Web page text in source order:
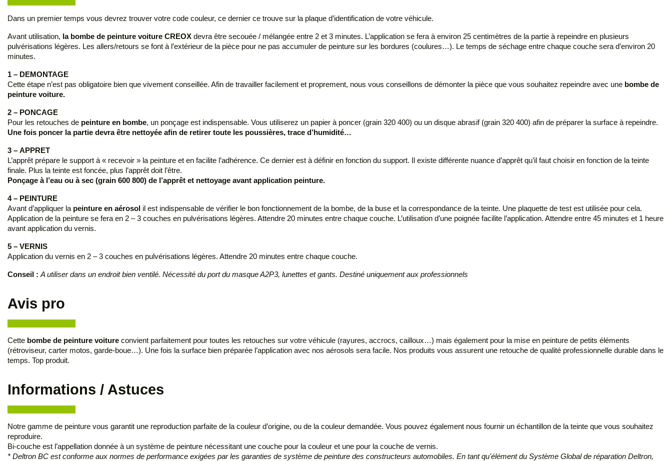
Dans un premier temps vous devrez trouver votre code couleur, ce dernier ce trouve sur la plaque d’identification de votre véhicule.
Avant utilisation, la bombe de peinture voiture CREOX devra être secouée / mélangée entre 2 et 3 minutes. L’application se fera à environ 25 centimètres de la partie à repeindre en plusieurs
pulvérisations légères. Les allers/retours se font à l’extérieur de la pièce pour ne pas accumuler de peinture sur les bordures (coulures…). Le temps de séchage entre chaque couche sera d’environ 20
minutes.
1 – DEMONTAGE
Cette étape n’est pas obligatoire bien que vivement conseillée. Afin de travailler facilement et proprement, nous vous conseillons de démonter la pièce que vous souhaitez repeindre avec une bombe de
peinture voiture.
2 – PONCAGE
Pour les retouches de peinture en bombe, un ponçage est indispensable. Vous utiliserez un papier à poncer (grain 320 400) ou un disque abrasif (grain 320 400) afin de préparer la surface à repeindre.
Une fois poncer la partie devra être nettoyée afin de retirer toute les poussières, trace d’humidité…
3 – APPRET
L’apprêt prépare le support à « recevoir » la peinture et en facilite l’adhérence. Ce dernier est à définir en fonction du support. Il existe différente nuance d’apprêt qu’il faut choisir en fonction de la teinte
finale. Plus la teinte est foncée, plus l’apprêt doit l’être.
Ponçage à l’eau ou à sec (grain 600 800) de l’apprêt et nettoyage avant application peinture.
4 – PEINTURE
Avant d’appliquer la peinture en aérosol il est indispensable de vérifier le bon fonctionnement de la bombe, de la buse et la correspondance de la teinte. Une plaquette de test est utilisée pour cela.
Application de la peinture se fera en 2 – 3 couches en pulvérisations légères. Attendre 20 minutes entre chaque couche. L’utilisation d’une poignée facilite l’application. Attendre entre 45 minutes et 1 heure
avant application du vernis.
5 – VERNIS
Application du vernis en 2 – 3 couches en pulvérisations légères. Attendre 20 minutes entre chaque couche.
Conseil : A utiliser dans un endroit bien ventilé. Nécessité du port du masque A2P3, lunettes et gants. Destiné uniquement aux professionnels
Avis pro
Cette bombe de peinture voiture convient parfaitement pour toutes les retouches sur votre véhicule (rayures, accrocs, cailloux…) mais également pour la mise en peinture de petits éléments
(rétroviseur, carter motos, garde-boue…). Une fois la surface bien préparée l’application avec nos aérosols sera facile. Nos produits vous assurent une retouche de qualité professionnelle durable dans le
temps. Top produit.
Informations / Astuces
Notre gamme de peinture vous garantit une reproduction parfaite de la couleur d’origine, ou de la couleur demandée. Vous pouvez également nous fournir un échantillon de la teinte que vous souhaitez
reproduire.
Bi-couche est l’appellation donnée à un système de peinture nécessitant une couche pour la couleur et une pour la couche de vernis.
* Deltron BC est conforme aux normes de performance exigées par les garanties de système de peinture des constructeurs automobiles. En tant qu'élément du Système Global de réparation Deltron,